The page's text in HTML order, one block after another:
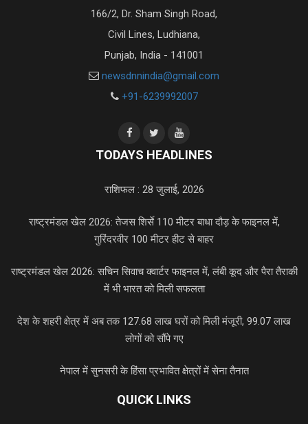
166/2, Dr. Sham Singh Road,
Civil Lines, Ludhiana,
Punjab, India - 141001
newsdnnindia@gmail.com
+91-6239992007
TODAYS HEADLINES
राशिफल : 28 जुलाई, 2026
राष्ट्रमंडल खेल 2026: तेजस शिर्से 110 मीटर बाधा दौड़ के फाइनल में,
गुरिंदरवीर 100 मीटर हीट से बाहर
राष्ट्रमंडल खेल 2026: सचिन सिवाच क्वार्टर फाइनल में, लंबी कूद और पैरा तैराकी
में भी भारत को मिली सफलता
देश के शहरी क्षेत्र में अब तक 127.68 लाख घरों को मिली मंजूरी, 99.07 लाख
लोगों को सौंपे गए
नेपाल में सुनसरी के हिंसा प्रभावित क्षेत्रों में सेना तैनात
QUICK LINKS